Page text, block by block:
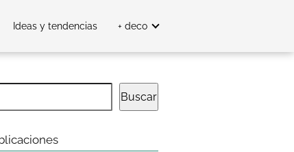
Ideas y tendencias + deco
Buscar